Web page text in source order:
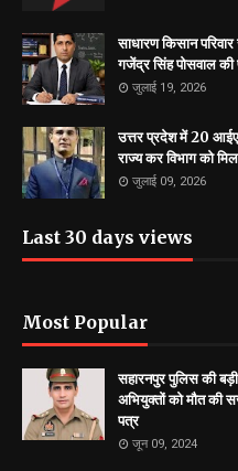
साधारण किसान
गजेंद्र सिंह पोसवाल
जुलाई 19, 2026
उत्तर प्रदेश में 20
राज्य कर विभाग को
जुलाई 09, 2026
Last 30 days views
Most Popular
सहारनपुर पुलिस की
अभियुक्तों को मौत की
पत्र
जून 09, 2024